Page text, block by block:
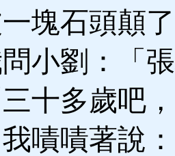
塊石頭顛
小劉：「
十多歲吧
嘖嘖著說